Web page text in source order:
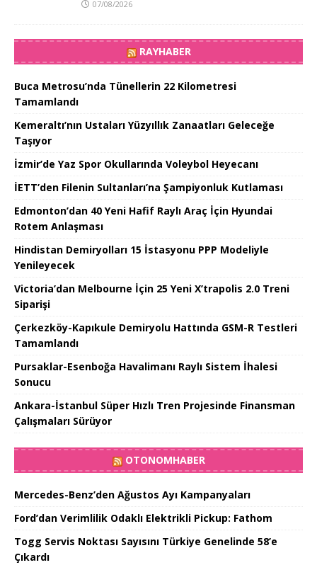
07/08/2026
RAYHABER
Buca Metrosu’nda Tünellerin 22 Kilometresi
Tamamlandı
Kemeraltı’nın Ustaları Yüzyıllık Zanaatları Geleceğe
Taşıyor
İzmir’de Yaz Spor Okullarında Voleybol Heyecanı
İETT’den Filenin Sultanları’na Şampiyonluk Kutlaması
Edmonton’dan 40 Yeni Hafif Raylı Araç İçin Hyundai
Rotem Anlaşması
Hindistan Demiryolları 15 İstasyonu PPP Modeliyle
Yenileyecek
Victoria’dan Melbourne İçin 25 Yeni X’trapolis 2.0 Treni
Siparişi
Çerkezköy-Kapıkule Demiryolu Hattında GSM-R Testleri
Tamamlandı
Pursaklar-Esenboğa Havalimanı Raylı Sistem İhalesi
Sonucu
Ankara-İstanbul Süper Hızlı Tren Projesinde Finansman
Çalışmaları Sürüyor
OTONOMHABER
Mercedes-Benz’den Ağustos Ayı Kampanyaları
Ford’dan Verimlilik Odaklı Elektrikli Pickup: Fathom
Togg Servis Noktası Sayısını Türkiye Genelinde 58’e
Çıkardı